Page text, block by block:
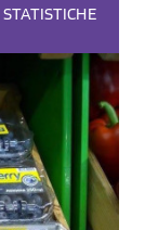
STATISTICHE